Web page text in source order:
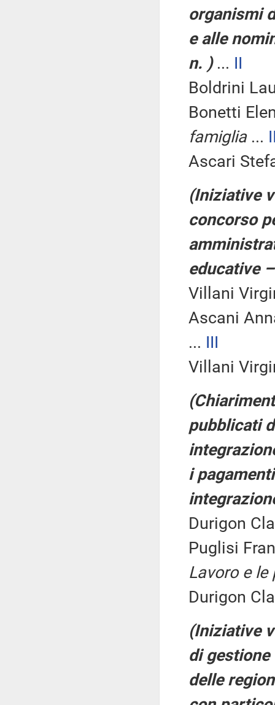
organismi
e alle
n. ) ... II
Boldrini
Bonetti
famiglia...
Ascari
(Iniziative
concorso
educative
Villani
Ascani
... III
Villani
pubblicati
i
Durigon
Puglisi
Lavoro e
Durigon
(Iniziative
di
delle